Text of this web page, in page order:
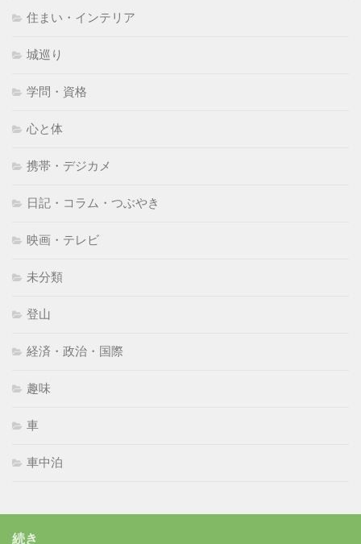
住まい・インテリア
城巡り
学問・資格
心と体
携帯・デジカメ
日記・コラム・つぶやき
映画・テレビ
未分類
登山
経済・政治・国際
趣味
車
車中泊
続き